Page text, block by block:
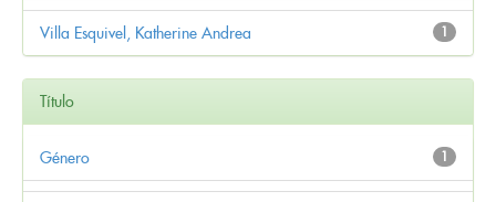
1
Villa Esquivel, Katherine Andrea
Título
1
Género